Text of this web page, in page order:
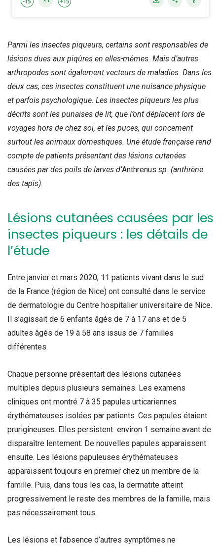
Parmi les insectes piqueurs, certains sont responsables de
lésions dues aux piqûres en elles-mêmes. Mais d’autres
arthropodes sont également vecteurs de maladies. Dans les
deux cas, ces insectes constituent une nuisance physique
et parfois psychologique. Les insectes piqueurs les plus
décrits sont les punaises de lit, que l’ont déplacent lors de
voyages hors de chez soi, et les puces, qui concernent
surtout les animaux domestiques. Une étude française rend
compte de patients présentant des lésions cutanées
causées par des poils de larves d’Anthrenus sp. (anthrène
des tapis).
Lésions cutanées causées par les
insectes piqueurs : les détails de
l’étude
Entre janvier et mars 2020, 11 patients vivant dans le sud
de la France (région de Nice) ont consulté dans le service
de dermatologie du Centre hospitalier universitaire de Nice.
Il s’agissait de 6 enfants âgés de 7 à 17 ans et de 5
adultes âgés de 19 à 58 ans issus de 7 familles
différentes.
Chaque personne présentait des lésions cutanées
multiples depuis plusieurs semaines. Les examens
cliniques ont montré 7 à 35 papules urticariennes
érythémateuses isolées par patients. Ces papules étaient
prurigineuses. Elles persistent environ 1 semaine avant de
disparaître lentement. De nouvelles papules apparaissent
ensuite. Les lésions papuleuses érythémateuses
apparaissent toujours en premier chez un membre de la
famille. Puis, dans tous les cas, la dermatite atteint
progressivement le reste des membres de la famille, mais
pas nécessairement tous.
Les lésions et l’absence d’autres symptômes ne